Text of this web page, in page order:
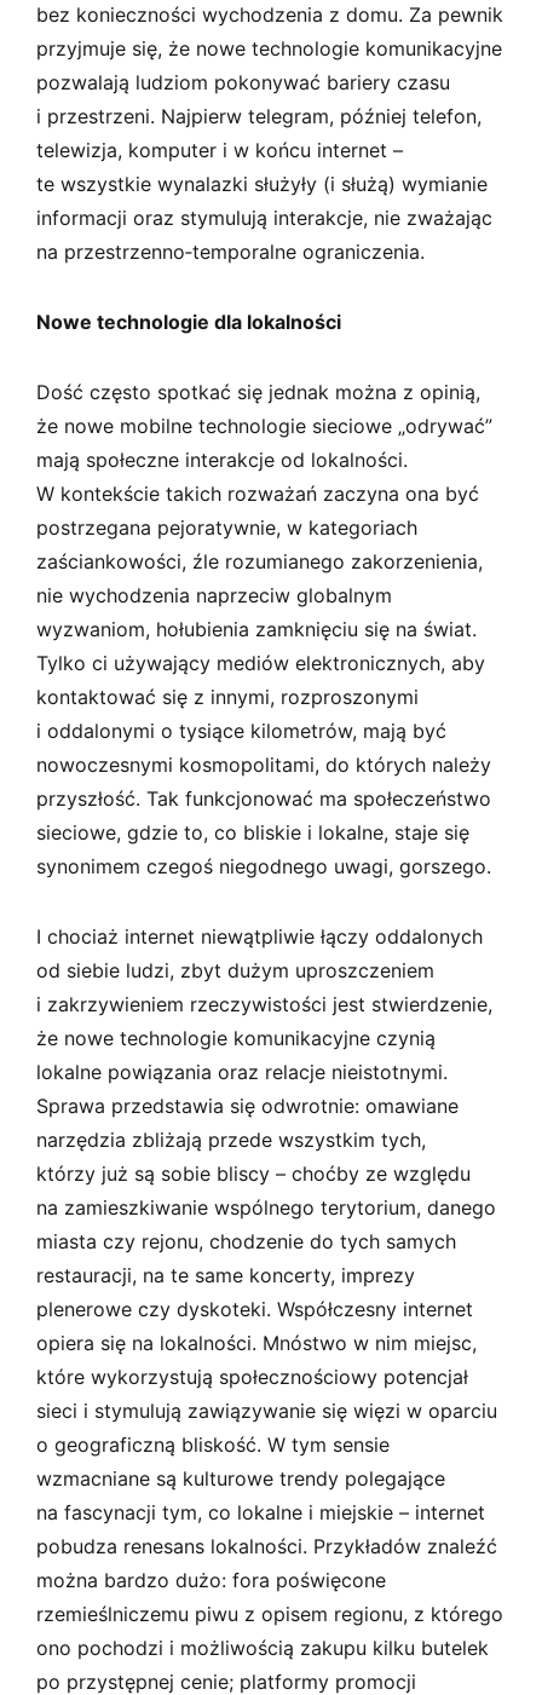
bez konieczności wychodzenia z domu. Za pewnik
przyjmuje się, że nowe technologie komunikacyjne
pozwalają ludziom pokonywać bariery czasu
i przestrzeni. Najpierw telegram, później telefon,
telewizja, komputer i w końcu internet –
te wszystkie wynalazki służyły (i służą) wymianie
informacji oraz stymulują interakcje, nie zważając
na przestrzenno­‑temporalne ograniczenia.
Nowe technologie dla lokalności
Dość często spotkać się jednak można z opinią,
że nowe mobilne technologie sieciowe „odrywać”
mają społeczne interakcje od lokalności.
W kontekście takich rozważań zaczyna ona być
postrzegana pejoratywnie, w kategoriach
zaściankowości, źle rozumianego zakorzenienia,
nie wychodzenia naprzeciw globalnym
wyzwaniom, hołubienia zamknięciu się na świat.
Tylko ci używający mediów elektronicznych, aby
kontaktować się z innymi, rozproszonymi
i oddalonymi o tysiące kilometrów, mają być
nowoczesnymi kosmopolitami, do których należy
przyszłość. Tak funkcjonować ma społeczeństwo
sieciowe, gdzie to, co bliskie i lokalne, staje się
synonimem czegoś niegodnego uwagi, gorszego.
I chociaż internet niewątpliwie łączy oddalonych
od siebie ludzi, zbyt dużym uproszczeniem
i zakrzywieniem rzeczywistości jest stwierdzenie,
że nowe technologie komunikacyjne czynią
lokalne powiązania oraz relacje nieistotnymi.
Sprawa przedstawia się odwrotnie: omawiane
narzędzia zbliżają przede wszystkim tych,
którzy już są sobie bliscy – choćby ze względu
na zamieszkiwanie wspólnego terytorium, danego
miasta czy rejonu, chodzenie do tych samych
restauracji, na te same koncerty, imprezy
plenerowe czy dyskoteki. Współczesny internet
opiera się na lokalności. Mnóstwo w nim miejsc,
które wykorzystują społecznościowy potencjał
sieci i stymulują zawiązywanie się więzi w oparciu
o geograficzną bliskość. W tym sensie
wzmacniane są kulturowe trendy polegające
na fascynacji tym, co lokalne i miejskie – internet
pobudza renesans lokalności. Przykładów znaleźć
można bardzo dużo: fora poświęcone
rzemieślniczemu piwu z opisem regionu, z którego
ono pochodzi i możliwością zakupu kilku butelek
po przystępnej cenie; platformy promocji